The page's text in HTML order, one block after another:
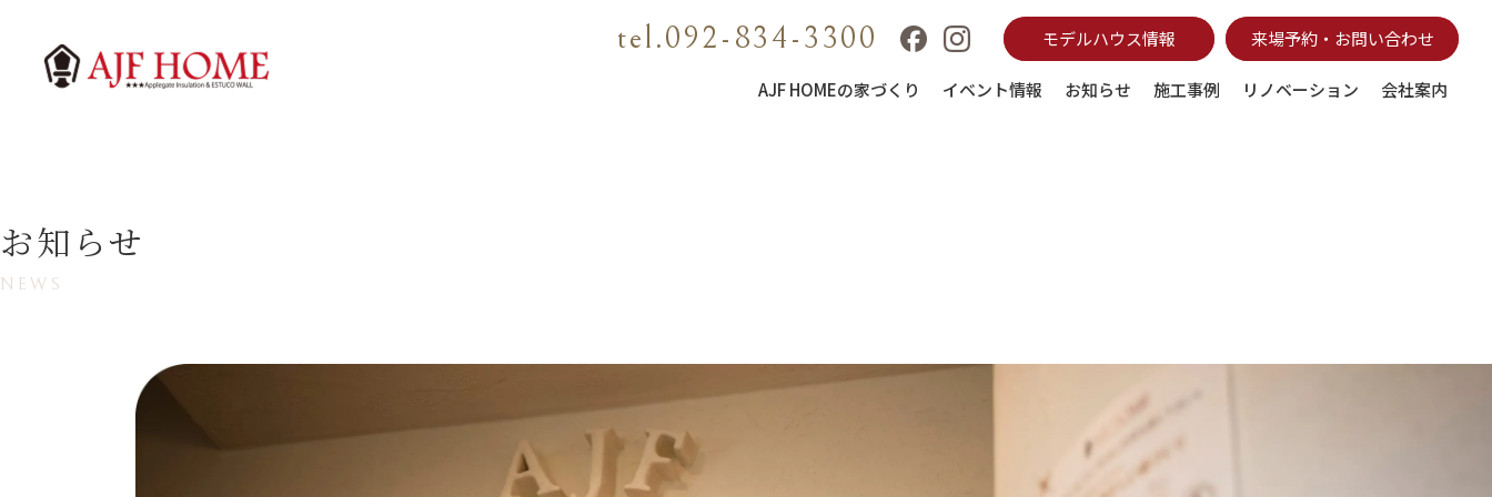
tel.092-834-3300 モデルハウス情報 来場予約・お問い合わせ
AJF HOMEの家づくり イベント情報 お知らせ 施工事例 リノベーション 会社案内
お知らせ
NEWS